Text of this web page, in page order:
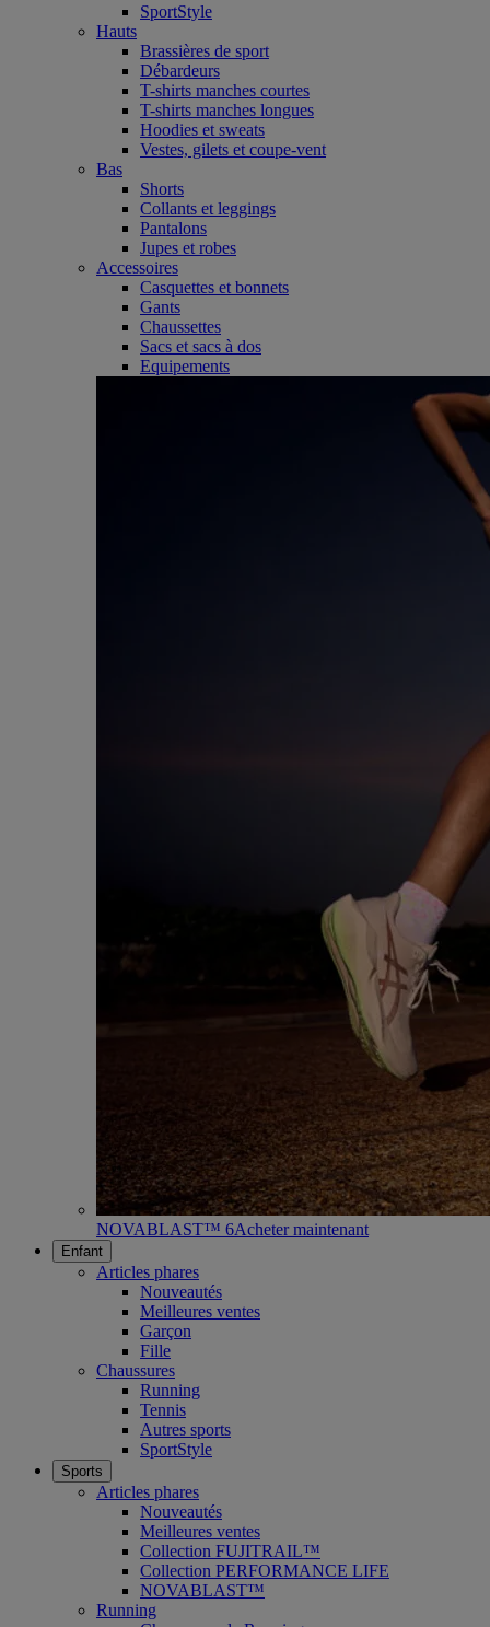
SportStyle
Hauts
Brassières de sport
Débardeurs
T-shirts manches courtes
T-shirts manches longues
Hoodies et sweats
Vestes, gilets et coupe-vent
Bas
Shorts
Collants et leggings
Pantalons
Jupes et robes
Accessoires
Casquettes et bonnets
Gants
Chaussettes
Sacs et sacs à dos
Equipements
NOVABLAST™ 6Acheter maintenant
Enfant
Articles phares
Nouveautés
Meilleures ventes
Garçon
Fille
Chaussures
Running
Tennis
Autres sports
SportStyle
Sports
Articles phares
Nouveautés
Meilleures ventes
Collection FUJITRAIL™
Collection PERFORMANCE LIFE
NOVABLAST™
Running